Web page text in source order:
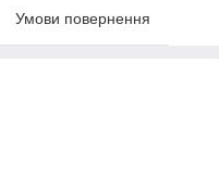
Умови повернення